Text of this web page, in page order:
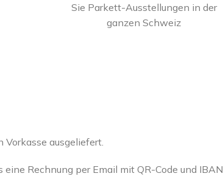
Sie Parkett-Ausstellungen in der
ganzen Schweiz
ausgeliefert.
eine Rechnung per Email mit QR-Code und IBAN